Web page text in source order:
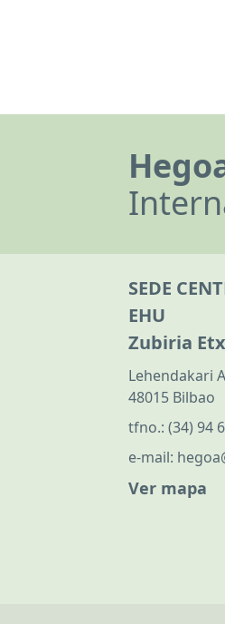
SEDE
EHU
Zubiria
Lehendakari
48015 Bilbao
tfno.: (34) 94
e-mail:
Ver mapa